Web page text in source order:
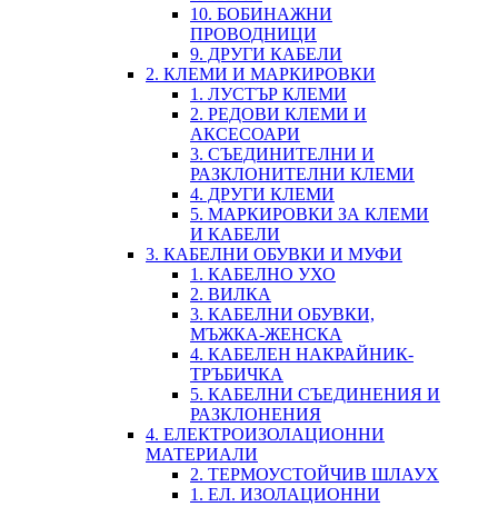
10. БОБИНАЖНИ
ПРОВОДНИЦИ
9. ДРУГИ КАБЕЛИ
2. КЛЕМИ И МАРКИРОВКИ
1. ЛУСТЪР КЛЕМИ
2. РЕДОВИ КЛЕМИ И
АКСЕСОАРИ
3. СЪЕДИНИТЕЛНИ И
РАЗКЛОНИТЕЛНИ КЛЕМИ
4. ДРУГИ КЛЕМИ
5. МАРКИРОВКИ ЗА КЛЕМИ
И КАБЕЛИ
3. КАБЕЛНИ ОБУВКИ И МУФИ
1. КАБЕЛНО УХО
2. ВИЛКА
3. КАБЕЛНИ ОБУВКИ,
МЪЖКА-ЖЕНСКА
4. КАБЕЛЕН НАКРАЙНИК-
ТРЪБИЧКА
5. КАБЕЛНИ СЪЕДИНЕНИЯ И
РАЗКЛОНЕНИЯ
4. ЕЛЕКТРОИЗОЛАЦИОННИ
МАТЕРИАЛИ
2. ТЕРМОУСТОЙЧИВ ШЛАУХ
1. ЕЛ. ИЗОЛАЦИОННИ